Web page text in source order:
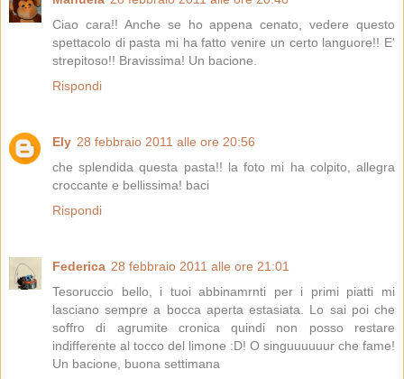
Ciao cara!! Anche se ho appena cenato, vedere questo
spettacolo di pasta mi ha fatto venire un certo languore!! E'
strepitoso!! Bravissima! Un bacione.
Rispondi
Ely 28 febbraio 2011 alle ore 20:56
che splendida questa pasta!! la foto mi ha colpito, allegra
croccante e bellissima! baci
Rispondi
Federica 28 febbraio 2011 alle ore 21:01
Tesoruccio bello, i tuoi abbinamrnti per i primi piatti mi
lasciano sempre a bocca aperta estasiata. Lo sai poi che
soffro di agrumite cronica quindi non posso restare
indifferente al tocco del limone :D! O singuuuuuur che fame!
Un bacione, buona settimana